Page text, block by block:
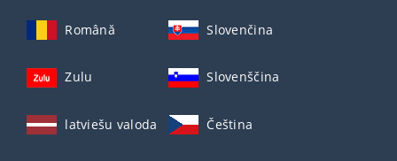
Română Slovenčina
Zulu Slovenščina
latviešu valoda Čeština